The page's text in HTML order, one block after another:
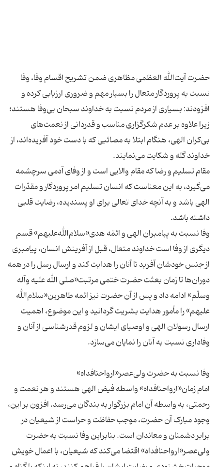
حضرت آیت‌الله العظمی مظاهری ضمن تشریح اقسام وفا، وفا
نسبت به پروردگار متعال را بسیار مهم و ضروری ارزیابی کرده و
افزودند: بسیاری از مردم نسبت به خداوند سبحان بی‌وفا هستند؛
زیرا علاوه بر عدم شکرگزاری مناسب و قدردانی از نعمت‌های
بی‌کران الهی، هنگام ابتلا به مصائبی که با دست خود آفریده‌اند، از
مقام تسلیم و رضا که مقام والایی است و از وفای آدمی سرچشمه
می‌گیرد، به این معناست که انسان تسلیم امر پروردگار و مقدّرات
الهی باشد و به آنچه خدای تعالی برای او پسندیده، رضایت قلبی
وفا نسبت به پیامبران الهی و ائمّه هدی«سلام‌الله‌علیهم» قسم
دیگری از وفا است خداوند متعال، قبل از آفرینش انسان، پیامبری
از جنس خودشان آفرید تا آنان را هدایت کند و ارسال رسل را در همه
دوران‌ها تا زمان بعثت حضرت ختمی مرتبت«صلی الله علیه وآله
وسلّم» ادامه داد و پس از آن حضرت نیز ائمه طاهرین«سلام‌الله
علیهم» را مأمور هدایت بشریت گردانید و این موضوع، اهمیت
ارسال رسولان الهی و اوصیای ایشان و لزوم قدرشناسی از آنان و
امام زمان«ارواحنافداه» واسطه فیض الهی هستند و هر نعمت و
رحمتی، به واسطه آن امام بزرگوار به بندگان می‌رسد. افزون بر این،
وجود مبارک آن حضرت، موجب حفاظت و حراست از شیعیان در
برابر دشمنان و معاندان است. بنابراین وفا نسبت به حضرت
ولی‌عصر«ارواحنافداه» اقتضا می‌کند که شیعیان، با اعمال خویش